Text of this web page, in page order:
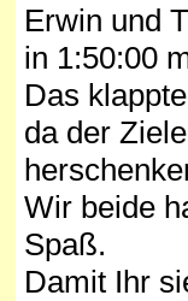
Erwin und
in 1:50:00
Das
da der
Wir beide
Spaß.
Damit Ihr